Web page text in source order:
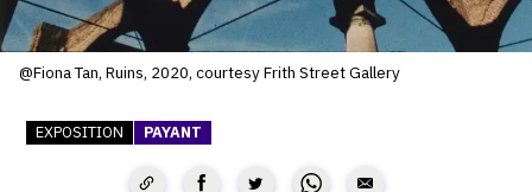
SERVICES
CRÉER SON CATALOGUE RAISONNÉ
ABONNEMENTS DÉDIÉS AUX GALERISTES
CRÉER SON SITE ARTISTE
@Fiona Tan, Ruins, 2020, courtesy Frith Street Gallery
EXPOSITION PAYANT